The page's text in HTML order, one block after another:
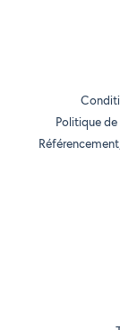
Politique